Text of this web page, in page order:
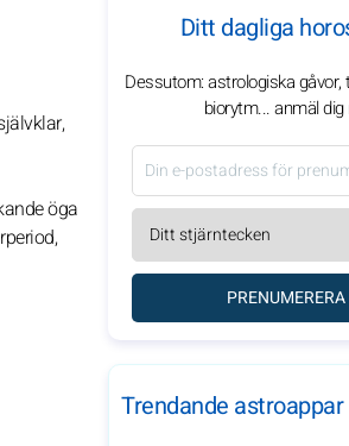
öga
Ditt dagliga
Dessutom: astrologiska gåvor,
biorytm... anmäl dig
PRENUMERERA
Trendande astroappar